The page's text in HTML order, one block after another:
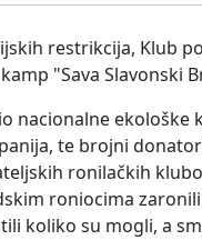
restrikcija, Klub
"Sava Slavonski
nacionalne
te brojni
ronilačkih
roniocima
koliko su mogli, a